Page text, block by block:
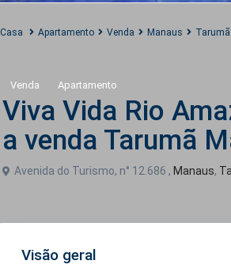
Casa Apartamento Venda Manaus Tarumã
Venda Apartamento
Viva Vida Rio
a venda Tarumã
Avenida do Turismo, n° 12.686 , Manaus,
Visão geral